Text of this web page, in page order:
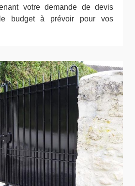
votre demande de devis
budget à prévoir pour vos